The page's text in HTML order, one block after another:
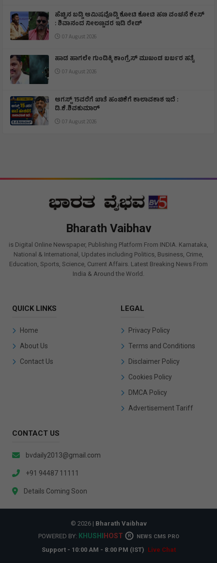
ಹೆಚ್ಚಿನ ಬಡ್ಡಿ ಆಮಿಷವೊಡ್ಡಿ ಕೋಟಿ ಕೋಟಿ ಹಣ ವಂಚನೆ ಕೇಸ್
: ಶಿವಾನಂದ ನೀಲಣ್ಣವರ ಇಡಿ ರೇಡ್
07 August 2026
ಹಾಡ ಹಾಗಲೇ ಗುಂಡಿಕ್ಕಿ ಕಾಂಗ್ರೆಸ್ ಮುಖಂಡ ಬರ್ಬರ ಹತ್ಯೆ
07 August 2026
ಆಗಸ್ಟ್ 15ವರೆಗೆ ಖಾತೆ ಹಂಚಿಕೆಗೆ ಕಾಲಾವಕಾಶ ಇದೆ :
ಡಿ.ಕೆ.ಶಿವಕುಮಾರ್
07 August 2026
Bharath Vaibhav
is Digital Online Newspaper, Publishing Platform From INDIA. Karnataka,
National & International, Updates including Politics, Business, Crime,
Education, Sports, Science, Current Affairs. Latest Breaking News From
India & Around the World.
QUICK LINKS
Home
About Us
Contact Us
LEGAL
Privacy Policy
Terms and Conditions
Disclaimer Policy
Cookies Policy
DMCA Policy
Advertisement Tariff
CONTACT US
bvdaily2013@gmail.com
+91 94487 11111
Details Coming Soon
© 2026 | Bharath Vaibhav
POWERED BY: KHUSHI HOST R NEWS CMS PRO
Support - 10:00 AM - 8:00 PM (IST) Live Chat